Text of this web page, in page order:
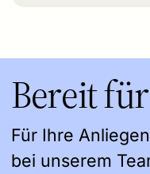
Bereit
Für Ihre
bei unserem